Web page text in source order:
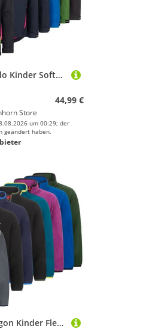
Höhenhorn Cledo Kinder Softshelljacke Kids Jacke Übergangsjacke Outdoor 176 Blau/TÃ¼rkis
44,99 €
Store
um 00:29; der
geändert haben.
Höhenhorn Leggon Kinder Fleece Jacke Jungen Mädchen Full Zip Outdoor Freizeit 140 Beige/Grau/Blau